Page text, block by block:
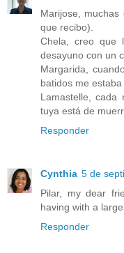
Marijose,
que recibo).
Chela, creo que
desayuno con un
Margarida,
batidos me
Lamastelle, cada
tuya está de
Responder
Cynthia 5 de
Pilar, my dear
having with a
Responder